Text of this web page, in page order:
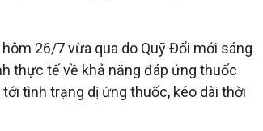
26/7 vừa qua do Quỹ Đổi mới sáng
thực tế về khả năng đáp ứng thuốc
tình trạng dị ứng thuốc, kéo dài thời